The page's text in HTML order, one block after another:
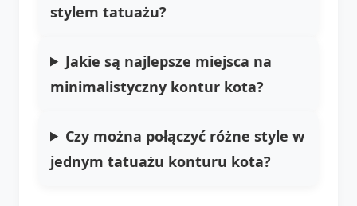
stylem tatuażu?
Jakie są najlepsze miejsca na
minimalistyczny kontur kota?
Czy można połączyć różne style w
jednym tatuażu konturu kota?